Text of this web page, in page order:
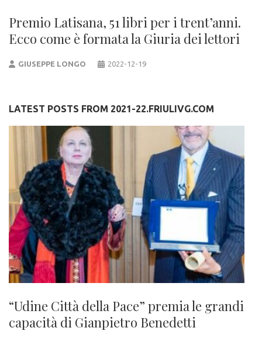
Premio Latisana, 51 libri per i trent’anni.
Ecco come è formata la Giuria dei lettori
GIUSEPPE LONGO 2022-12-19
LATEST POSTS FROM 2021-22.FRIULIVG.COM
“Udine Città della Pace” premia le grandi
capacità di Gianpietro Benedetti